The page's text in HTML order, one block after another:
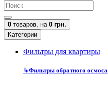
0 товаров, на 0 грн.
Категории
Фильтры для квартиры
↳Фильтры обратного осмоса